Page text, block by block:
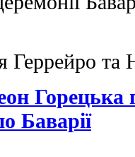
Геррейро та
Горецька
Баварії